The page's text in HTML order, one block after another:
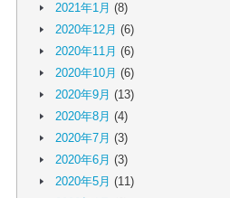
2021年1月 (8)
2020年12月 (6)
2020年11月 (6)
2020年10月 (6)
2020年9月 (13)
2020年8月 (4)
2020年7月 (3)
2020年6月 (3)
2020年5月 (11)